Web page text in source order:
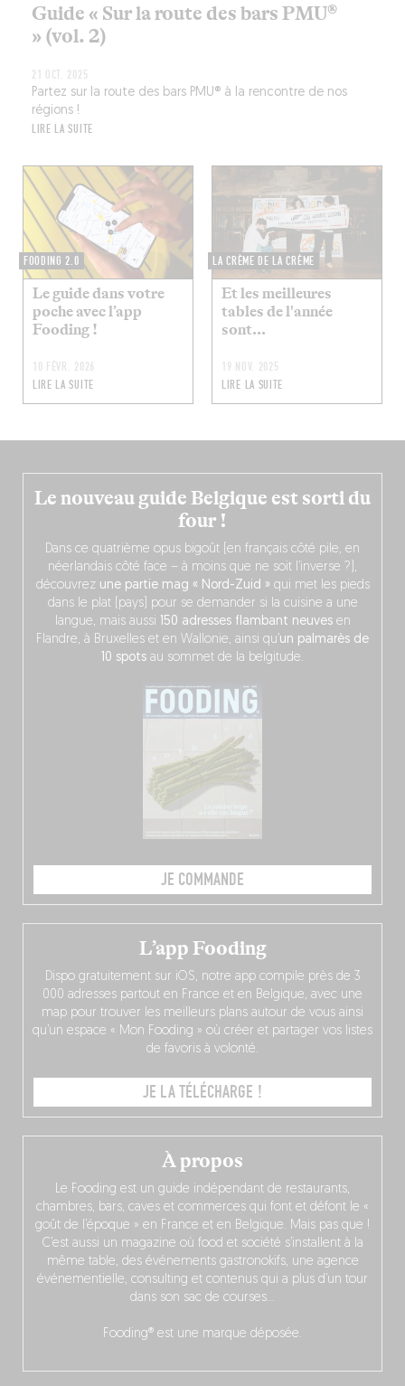
Guide « Sur la route des bars PMU®
» (vol. 2)
21 OCT. 2025
Partez sur la route des bars PMU® à la rencontre de nos
régions !
LIRE LA SUITE
FOODING 2.0
Le guide dans votre
poche avec l’app
Fooding !
10 FÉVR. 2026
LIRE LA SUITE
LA CRÈME DE LA CRÈME
Et les meilleures
tables de l'année
sont...
19 NOV. 2025
LIRE LA SUITE
Le nouveau guide Belgique est sorti du
four !
Dans ce quatrième opus bigoût (en français côté pile, en
néerlandais côté face – à moins que ne soit l’inverse ?),
découvrez une partie mag « Nord-Zuid » qui met les pieds
dans le plat (pays) pour se demander si la cuisine a une
langue, mais aussi 150 adresses flambant neuvesen
Flandre, à Bruxelles et en Wallonie, ainsi qu’ un palmarès de
10 spots au sommet de la belgitude.
JE COMMANDE
À propos
Le Fooding est un guide indépendant de restaurants,
chambres, bars, caves et commerces qui font et défont le «
goût de l’époque » en France et en Belgique. Mais pas que !
C’est aussi un magazine où food et société s’installent à la
même table, des événements gastronokifs, une agence
événementielle, consulting et contenus qui a plus d’un tour
dans son sac de courses…
Fooding® est une marque déposée.
L’app Fooding
Dispo gratuitement sur iOS, notre app compile près de 3
000 adresses partout en France et en Belgique, avec une
map pour trouver les meilleurs plans autour de vous ainsi
qu’un espace « Mon Fooding » où créer et partager vos listes
de favoris à volonté.
JE LA TÉLÉCHARGE !